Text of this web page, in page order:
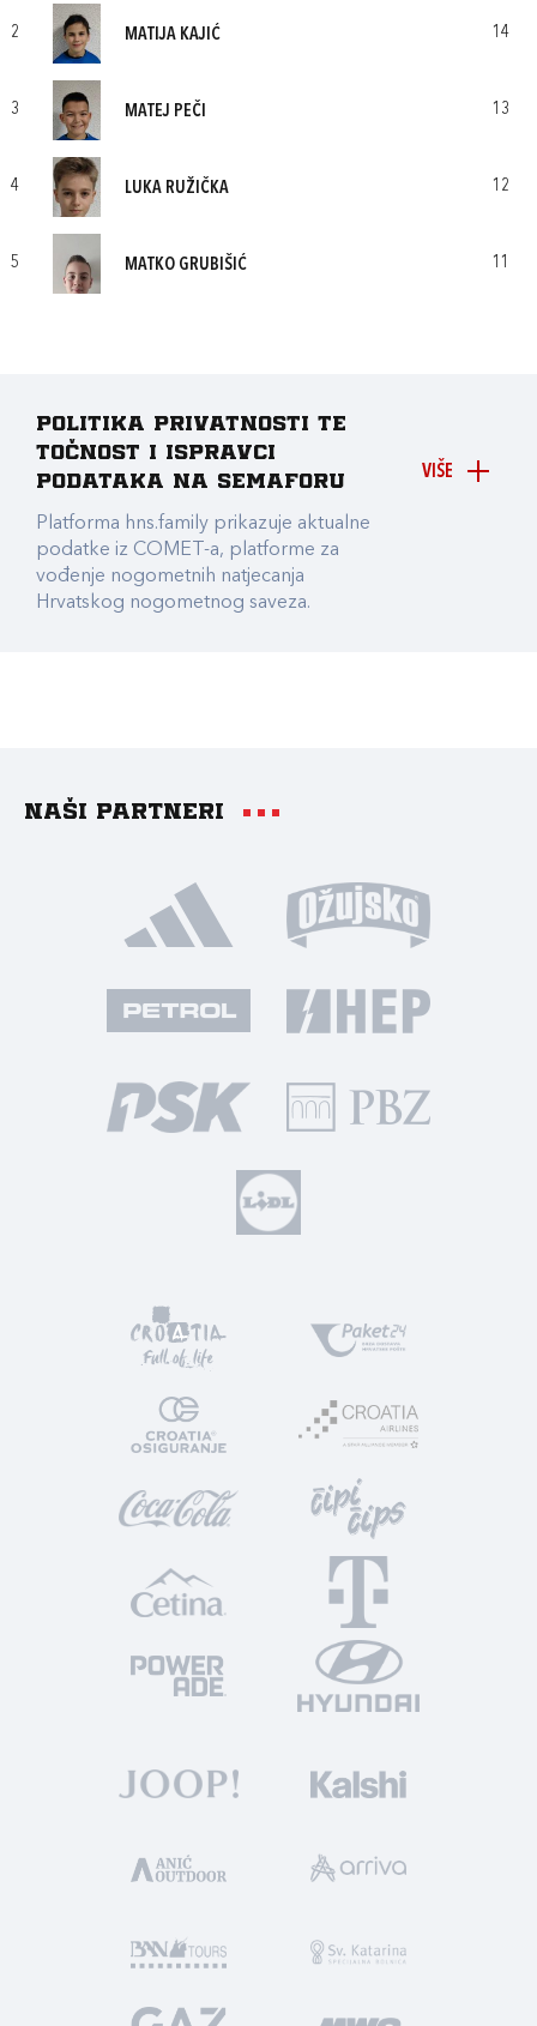
2 MATIJA KAJIĆ 14
3 MATEJ PEČI 13
4 LUKA RUŽIČKA 12
5 MATKO GRUBIŠIĆ 11
VIŠE
Politika privatnosti te
točnost i ispravci
podataka na Semaforu
Platforma hns.family prikazuje aktualne
podatke iz COMET-a, platforme za
vođenje nogometnih natjecanja
Hrvatskog nogometnog saveza.
Naši partneri